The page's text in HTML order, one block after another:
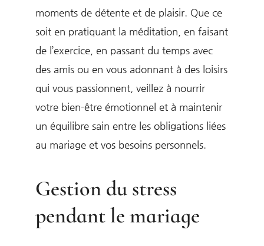
moments de détente et de plaisir. Que ce
soit en pratiquant la méditation, en faisant
de l’exercice, en passant du temps avec
des amis ou en vous adonnant à des loisirs
qui vous passionnent, veillez à nourrir
votre bien-être émotionnel et à maintenir
un équilibre sain entre les obligations liées
au mariage et vos besoins personnels.
Gestion du stress
pendant le mariage